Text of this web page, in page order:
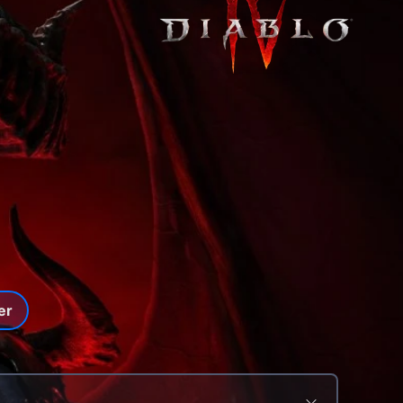
Ready, Set, Game
Klar til gaming
Færdigbyggede PC'er
og samlede pakke
Shark Gaming Gear
SoftwareSe alle gaming guides her